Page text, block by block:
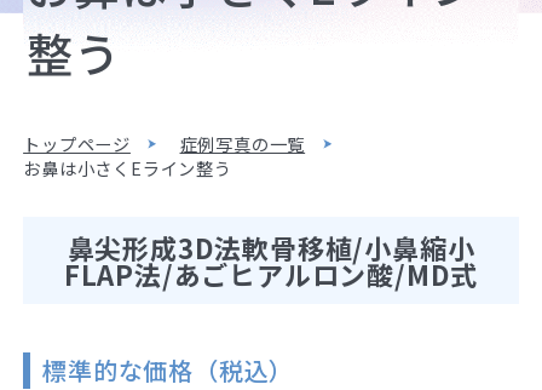
整う
トップページ
症例写真の一覧
お鼻は小さくEライン整う
鼻尖形成3D法軟骨移植/小鼻縮小
FLAP法/あごヒアルロン酸/MD式
標準的な価格（税込）